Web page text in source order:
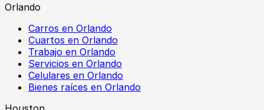
Orlando
Carros en Orlando
Cuartos en Orlando
Trabajo en Orlando
Servicios en Orlando
Celulares en Orlando
Bienes raíces en Orlando